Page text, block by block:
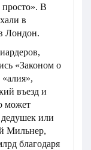
просто». В
в
Лондон.
«Законом о
въезд и
может
дедушек или
Мильнер,
благодаря